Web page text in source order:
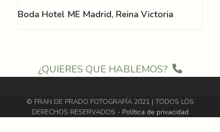
Boda Hotel ME Madrid, Reina Victoria
¿QUIERES QUE HABLEMOS?
© FRAN DE PRADO FOTOGRAFÍA 2021 | TODOS LOS
DERECHOS RESERVADOS - Política de privacidad